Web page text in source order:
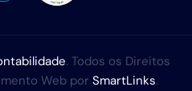
. Todos os Direitos
Web por SmartLinks.